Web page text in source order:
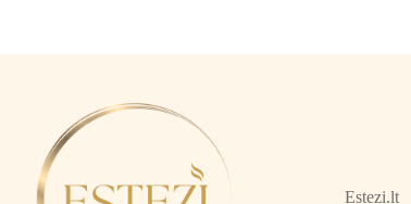
Estezi.lt